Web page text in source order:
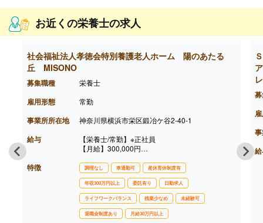
・時間外手当（超過1分から支給）
【賞与】年2回（計2.00ヶ月分）※前年度実績
【通勤手当】あり（上限50,000円/月）
【昇給】あり（年1回）
【調理主任/常勤】※正社員
【月給】225,800円-260,100円
・基本給
・職務手当 4,000円
［その他手当］
【賞与】年2回（計2.00ヶ月分）※前年度実績
【通勤手当】あり（上限50,000円/月）
【退職金】あり※勤続3年以上
お近くの栄養士の求人
社会福祉法人孝徳会特別養護老人ホーム 陽のあたる
丘 MISONO
募集職種 栄養士
雇用形態 常勤
事業所所在地 神奈川県横浜市栄区鍛冶ケ谷2-40-1
給与
【栄養士/常勤】※正社員
【月給】300,000円
・基本給 229,000円
・業務手当 20,000円
・資格手当 20,000円
・経験手当 10,000円-
・処遇改善手当 15,000円（変動可能性あり）
・調整手当 6,000円
特徴 調理なし 車通勤可 産休育休制度有
年収300万円以上 委託有り 日勤求人
ライフワークバランス 残業少なめ 未経験可
退職金制度あり 月給30万円以上